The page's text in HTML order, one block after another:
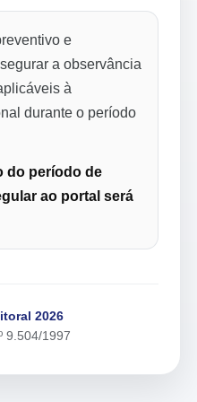
e
a observância
à
durante o período
do período de
ao portal será
2026
9.504/1997